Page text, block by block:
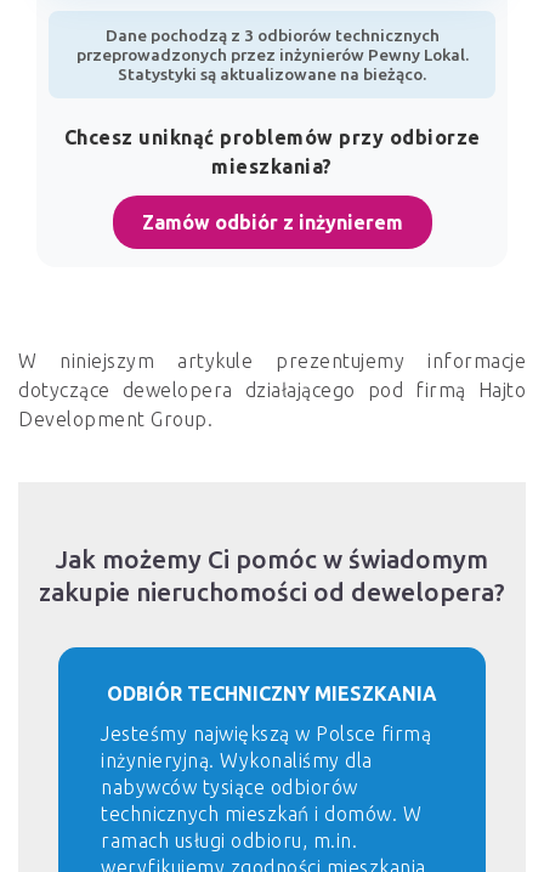
Dane pochodzą z 3 odbiorów technicznych
przeprowadzonych przez inżynierów Pewny Lokal.
Statystyki są aktualizowane na bieżąco.
Chcesz uniknąć problemów przy odbiorze
mieszkania?
Zamów odbiór z inżynierem
W niniejszym artykule prezentujemy informacje
dotyczące dewelopera działającego pod firmą Hajto
Development Group.
Jak możemy Ci pomóc w świadomym
zakupie nieruchomości od dewelopera?
ODBIÓR TECHNICZNY MIESZKANIA
Jesteśmy największą w Polsce firmą
inżynieryjną. Wykonaliśmy dla
nabywców tysiące odbiorów
technicznych mieszkań i domów. W
ramach usługi odbioru, m.in.
weryfikujemy zgodności mieszkania